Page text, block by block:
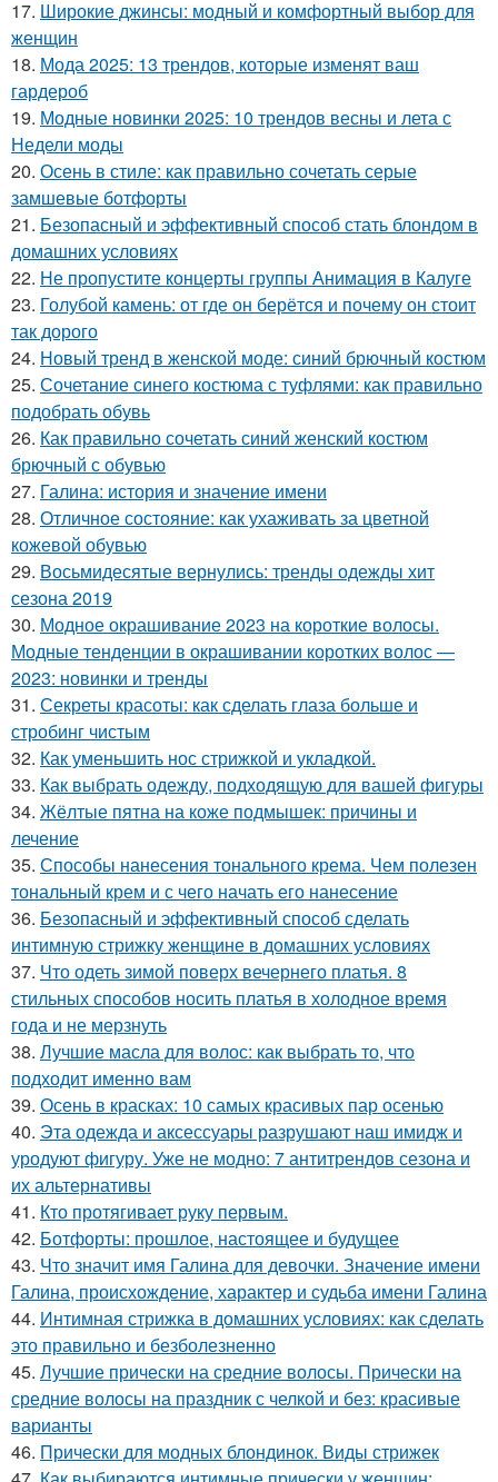
17. Широкие джинсы: модный и комфортный выбор для
женщин
18. Мода 2025: 13 трендов, которые изменят ваш
гардероб
19. Модные новинки 2025: 10 трендов весны и лета с
Недели моды
20. Осень в стиле: как правильно сочетать серые
замшевые ботфорты
21. Безопасный и эффективный способ стать блондом в
домашних условиях
22. Не пропустите концерты группы Анимация в Калуге
23. Голубой камень: от где он берётся и почему он стоит
так дорого
24. Новый тренд в женской моде: синий брючный костюм
25. Сочетание синего костюма с туфлями: как правильно
подобрать обувь
26. Как правильно сочетать синий женский костюм
брючный с обувью
27. Галина: история и значение имени
28. Отличное состояние: как ухаживать за цветной
кожевой обувью
29. Восьмидесятые вернулись: тренды одежды хит
сезона 2019
30. Модное окрашивание 2023 на короткие волосы.
Модные тенденции в окрашивании коротких волос —
2023: новинки и тренды
31. Секреты красоты: как сделать глаза больше и
стробинг чистым
32. Как уменьшить нос стрижкой и укладкой.
33. Как выбрать одежду, подходящую для вашей фигуры
34. Жёлтые пятна на коже подмышек: причины и
лечение
35. Способы нанесения тонального крема. Чем полезен
тональный крем и с чего начать его нанесение
36. Безопасный и эффективный способ сделать
интимную стрижку женщине в домашних условиях
37. Что одеть зимой поверх вечернего платья. 8
стильных способов носить платья в холодное время
года и не мерзнуть
38. Лучшие масла для волос: как выбрать то, что
подходит именно вам
39. Осень в красках: 10 самых красивых пар осенью
40. Эта одежда и аксессуары разрушают наш имидж и
уродуют фигуру. Уже не модно: 7 антитрендов сезона и
их альтернативы
41. Кто протягивает руку первым.
42. Ботфорты: прошлое, настоящее и будущее
43. Что значит имя Галина для девочки. Значение имени
Галина, происхождение, характер и судьба имени Галина
44. Интимная стрижка в домашних условиях: как сделать
это правильно и безболезненно
45. Лучшие прически на средние волосы. Прически на
средние волосы на праздник с челкой и без: красивые
варианты
46. Прически для модных блондинок. Виды стрижек